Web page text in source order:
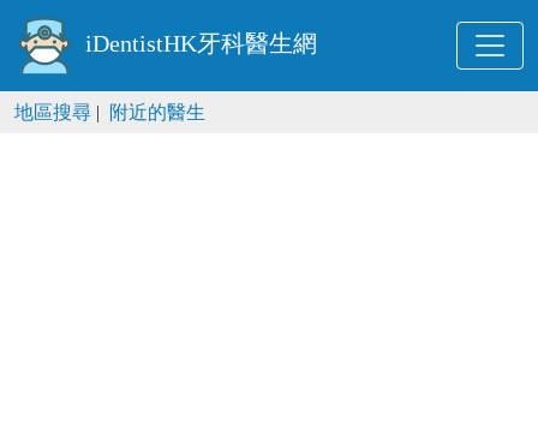
iDentistHK牙科醫生網
地區搜尋 | 附近的醫生